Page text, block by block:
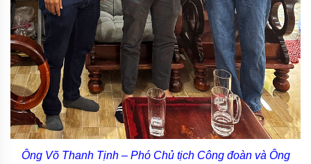
Ông Võ Thanh Tịnh – Phó Chủ tịch Công đoàn và Ông